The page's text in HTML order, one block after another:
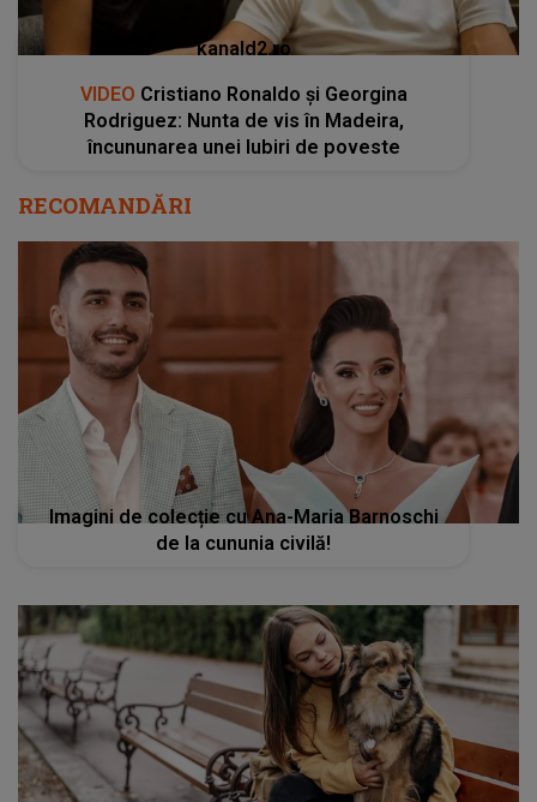
kanald2.ro
VIDEO Cristiano Ronaldo și Georgina
Rodriguez: Nunta de vis în Madeira,
încununarea unei Iubiri de poveste
RECOMANDĂRI
Imagini de colecție cu Ana-Maria Barnoschi
de la cununia civilă!